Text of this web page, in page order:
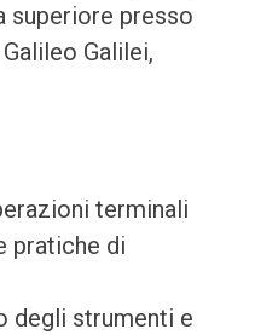
superiore presso
Galilei,
terminali
pratiche di
degli strumenti e